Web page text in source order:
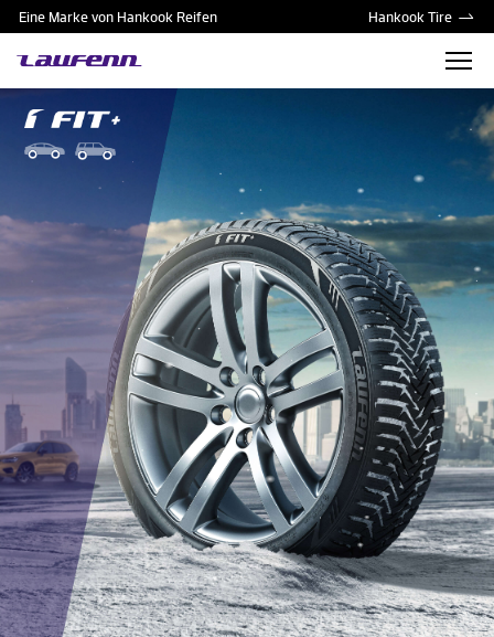
Eine Marke von Hankook Reifen Hankook Tire